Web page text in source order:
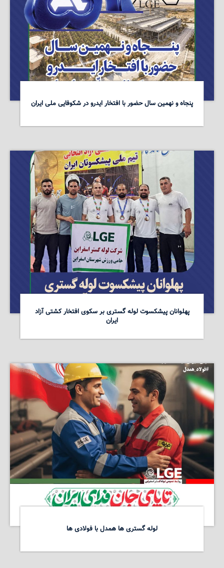
پنجاه و نهمین سال حضور با افتخار ایدرو در شکوفایی ملی ایران
پهلوانان پیشکسوت لوله گستری بر سکوی افتخار کشتی آزاد
ایران
لوله گستری ها همدل با فولادی ها